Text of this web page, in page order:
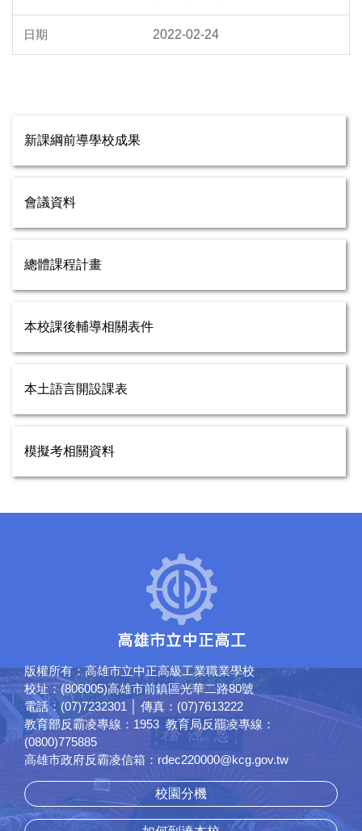
2022-02-24
新課綱前導學校成果
會議資料
總體課程計畫
本校課後輔導相關表件
本土語言開設課表
模擬考相關資料
版權所有：高雄市立中正高級工業職業學校
校址：(806005)高雄市前鎮區光華二路80號
電話：(07)7232301 │ 傳真：(07)7613222
教育部反霸凌專線：1953 教育局反罷凌專線：
(0800)775885
高雄市政府反霸凌信箱：rdec220000@kcg.gov.tw
校園分機